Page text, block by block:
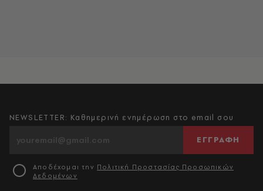
NEWSLETTER: Καθημερινή ενημέρωση στο email σου
ΕΓΓΡΑΦΗ
Αποδέχομαι την Πολιτική Προστασίας Προσωπικών
Δεδομένων